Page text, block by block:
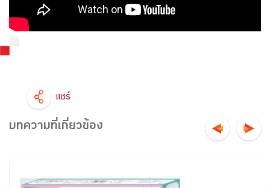
แชร์
บทความที่เกี่ยวข้อง